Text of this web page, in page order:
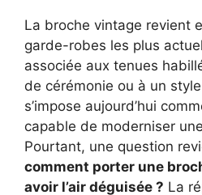
La broche vintage revient
garde-robes les plus
associée aux tenues
de cérémonie ou à un
s’impose aujourd’hui
capable de moderniser
Pourtant, une question
comment porter une
avoir l’air déguisée ? La